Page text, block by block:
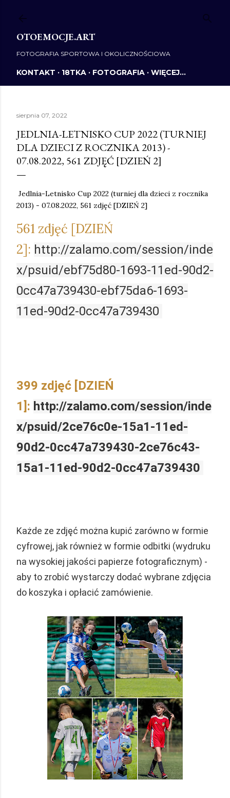
OTOEMOCJE.ART
FOTOGRAFIA SPORTOWA I OKOLICZNOŚCIOWA
KONTAKT 18TKA FOTOGRAFIA WIĘCEJ…
sierpnia 07, 2022
JEDLNIA-LETNISKO CUP 2022 (TURNIEJ
DLA DZIECI Z ROCZNIKA 2013) -
07.08.2022, 561 ZDJĘĆ [DZIEŃ 2]
Jedlnia-Letnisko Cup 2022 (turniej dla dzieci z rocznika
2013) - 07.08.2022, 561 zdjęć [DZIEŃ 2]
561 zdjęć [DZIEŃ
2]: http://zalamo.com/session/inde
x/psuid/ebf75d80-1693-11ed-90d2-
0cc47a739430-ebf75da6-1693-
11ed-90d2-0cc47a739430
399 zdjęć [DZIEŃ
1]: http://zalamo.com/session/inde
x/psuid/2ce76c0e-15a1-11ed-
90d2-0cc47a739430-2ce76c43-
15a1-11ed-90d2-0cc47a739430
Każde ze zdjęć można kupić zarówno w formie
cyfrowej, jak również w formie odbitki (wydruku
na wysokiej jakości papierze fotograficznym) -
aby to zrobić wystarczy dodać wybrane zdjęcia
do koszyka i opłacić zamówienie.